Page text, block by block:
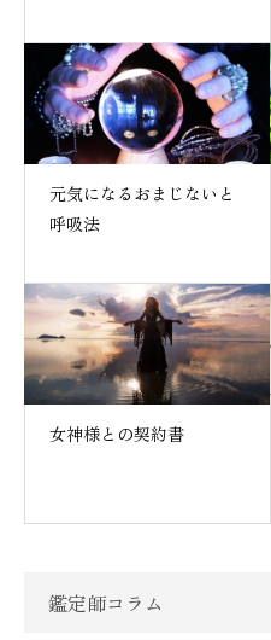
元気になるおまじないと
呼吸法
女神様との契約書
鑑定師コラム